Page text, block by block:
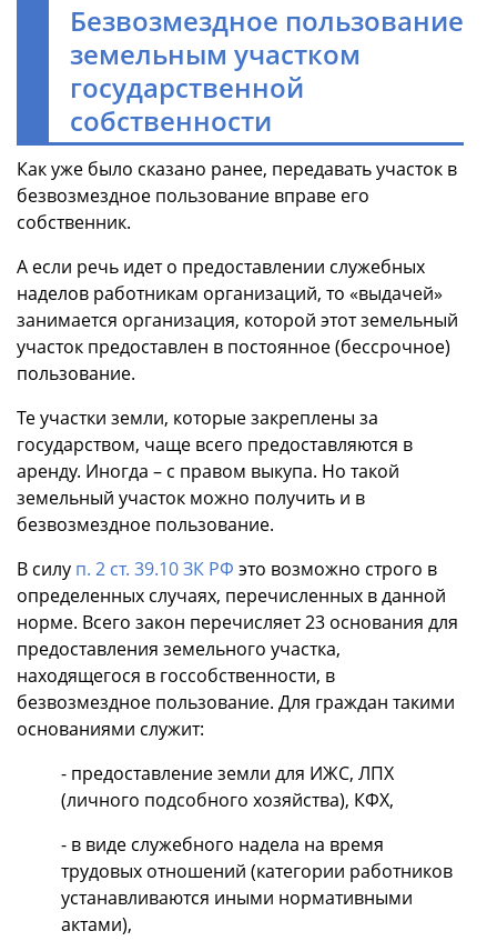
Безвозмездное пользование
земельным участком
государственной
собственности
Как уже было сказано ранее, передавать участок в
безвозмездное пользование вправе его
собственник.
А если речь идет о предоставлении служебных
наделов работникам организаций, то «выдачей»
занимается организация, которой этот земельный
участок предоставлен в постоянное (бессрочное)
пользование.
Те участки земли, которые закреплены за
государством, чаще всего предоставляются в
аренду. Иногда – с правом выкупа. Но такой
земельный участок можно получить и в
безвозмездное пользование.
В силу п. 2 ст. 39.10 ЗК РФ это возможно строго в
определенных случаях, перечисленных в данной
норме. Всего закон перечисляет 23 основания для
предоставления земельного участка,
находящегося в госсобственности, в
безвозмездное пользование. Для граждан такими
основаниями служит:
- предоставление земли для ИЖС, ЛПХ
(личного подсобного хозяйства), КФХ,
- в виде служебного надела на время
трудовых отношений (категории работников
устанавливаются иными нормативными
актами),